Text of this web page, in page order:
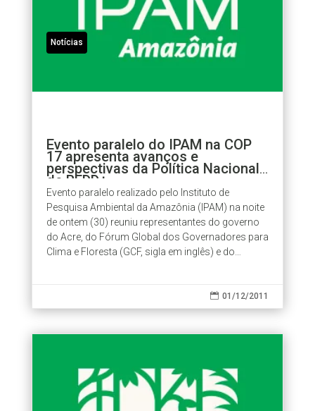
Notícias
Evento paralelo do IPAM na COP
17 apresenta avanços e
perspectivas da Política Nacional
de REDD+
Evento paralelo realizado pelo Instituto de
Pesquisa Ambiental da Amazônia (IPAM) na noite
de ontem (30) reuniu representantes do governo
do Acre, do Fórum Global dos Governadores para
Clima e Floresta (GCF, sigla em inglês) e do
 01/12/2011